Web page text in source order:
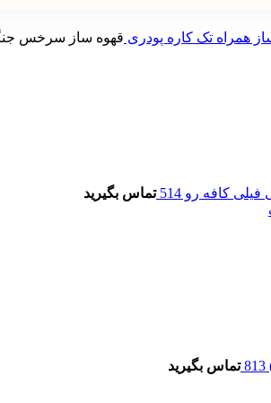
همراه تک کاره پودری قهوه ساز سرخس
کافه رو 514
تماس بگیرید
تماس بگیرید